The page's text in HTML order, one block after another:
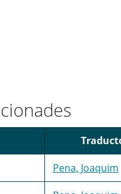
Pena, Joaquim